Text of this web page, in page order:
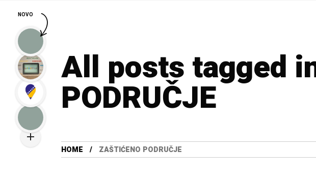
All posts tagged
PODRUČJE
HOME ZAŠTIĆENO PODRUČJE
NOVO